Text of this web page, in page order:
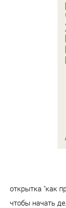
открытка "как
чтобы начать